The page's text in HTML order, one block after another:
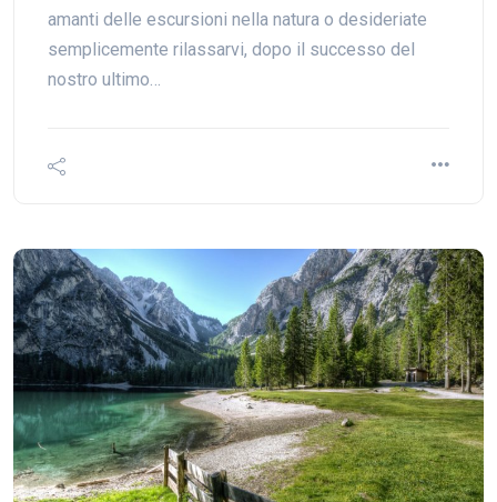
amanti delle escursioni nella natura o desideriate
semplicemente rilassarvi, dopo il successo del
nostro ultimo…